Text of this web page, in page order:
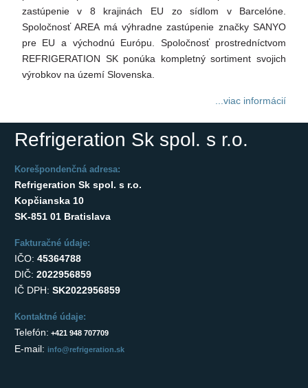
zastúpenie v 8 krajinách EU zo sídlom v Barcelóne.
Spoločnosť AREA má výhradne zastúpenie značky SANYO
pre EU a východnú Európu. Spoločnosť prostredníctvom
REFRIGERATION SK ponúka kompletný sortiment svojich
výrobkov na území Slovenska.
...viac informácií
Refrigeration Sk spol. s r.o.
Korešpondenčná adresa:
Refrigeration Sk spol. s r.o.
Kopčianska 10
SK-851 01 Bratislava
Fakturačné údaje:
IČO:45364788
DIČ:2022956859
IČ DPH:SK2022956859
Kontaktné údaje:
Telefón: +421 948 707709
E-mail:info@refrigeration.sk